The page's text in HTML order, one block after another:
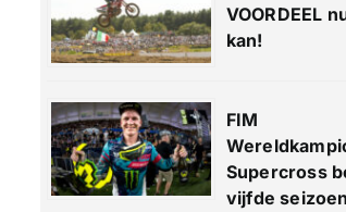
VOORDEEL
kan!
FIM
Supercross
vijfde